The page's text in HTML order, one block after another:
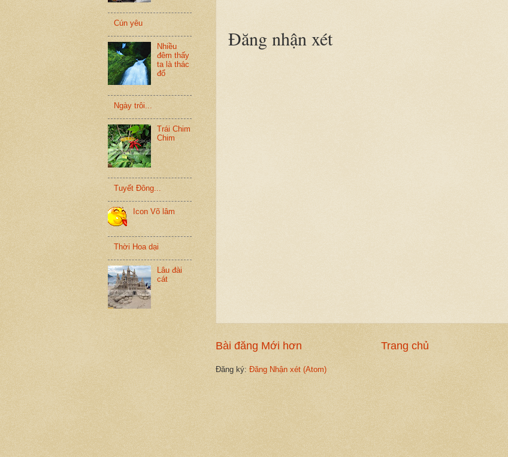
Đăng nhận xét
Bài đăng Mới hơn Trang chủ
Đăng ký: Đăng Nhận xét (Atom)
Cún yêu
Nhiều
đêm thấy
ta là thác
đổ
Ngày trôi...
Trái Chim
Chim
Tuyết Đông...
Icon Võ lâm
Thời Hoa dại
Lâu đài
cát